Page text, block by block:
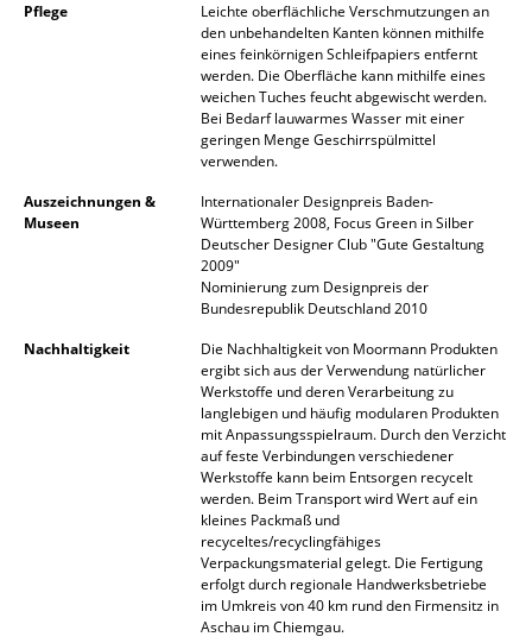
... alle Accessoires
Zuhause
Schlafzimmer
Pflege
Leichte oberflächliche Verschmutzungen an
den unbehandelten Kanten können mithilfe
eines feinkörnigen Schleifpapiers entfernt
werden. Die Oberfläche kann mithilfe eines
weichen Tuches feucht abgewischt werden.
Bei Bedarf lauwarmes Wasser mit einer
geringen Menge Geschirrspülmittel
verwenden.
Auszeichnungen &
Museen
Internationaler Designpreis Baden-
Württemberg 2008, Focus Green in Silber
Deutscher Designer Club "Gute Gestaltung
2009"
Nominierung zum Designpreis der
Bundesrepublik Deutschland 2010
Nachhaltigkeit
Die Nachhaltigkeit von Moormann Produkten
ergibt sich aus der Verwendung natürlicher
Werkstoffe und deren Verarbeitung zu
langlebigen und häufig modularen Produkten
mit Anpassungsspielraum. Durch den Verzicht
auf feste Verbindungen verschiedener
Werkstoffe kann beim Entsorgen recycelt
werden. Beim Transport wird Wert auf ein
kleines Packmaß und
recyceltes/recyclingfähiges
Verpackungsmaterial gelegt. Die Fertigung
erfolgt durch regionale Handwerksbetriebe
im Umkreis von 40 km rund den Firmensitz in
Aschau im Chiemgau.